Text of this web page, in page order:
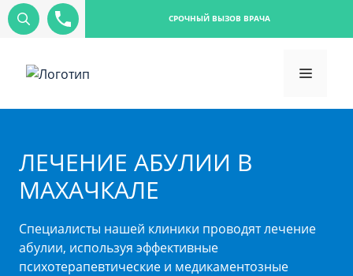
СРОЧНЫЙ ВЫЗОВ ВРАЧА
ЛЕЧЕНИЕ АБУЛИИ В
МАХАЧКАЛЕ
Специалисты нашей клиники проводят лечение
абулии, используя эффективные
психотерапевтические и медикаментозные